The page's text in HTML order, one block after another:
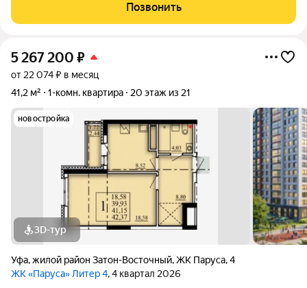
Позвонить
5 267 200 ₽
от 22 074 ₽ в месяц
41,2 м²
1-комн. квартира 20 этаж из 21
новостройка
3D-тур
Уфа,жилой район Затон-Восточный,ЖК Паруса,4
ЖК «Паруса» Литер 4, 4 квартал 2026